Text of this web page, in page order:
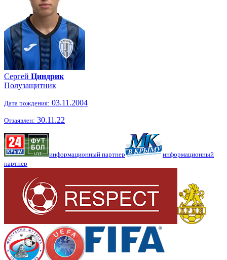
Сергей Циндрик
Полузащитник
Дата рождения: 03.11.2004
Отзаявлен: 30.11.22
информационный партнер
информационный
партнер